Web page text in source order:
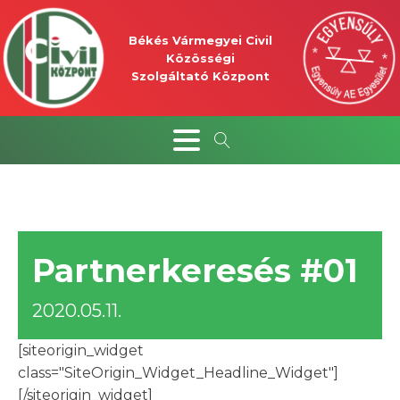
Békés Vármegyei Civil
Közösségi
Szolgáltató Központ
Partnerkeresés #01
2020.05.11.
[siteorigin_widget
class="SiteOrigin_Widget_Headline_Widget"]
[/siteorigin_widget]